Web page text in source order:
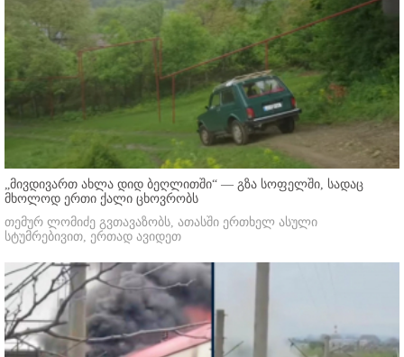
„მივდივართ ახლა დიდ ბეღლითში“ — გზა სოფელში, სადაც
მხოლოდ ერთი ქალი ცხოვრობს
თემურ ლომიძე გვთავაზობს, ათასში ერთხელ ასული
სტუმრებივით, ერთად ავიდეთ